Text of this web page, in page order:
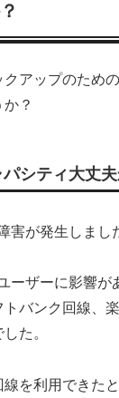
アップのため
？
シティ大丈夫
害が発生しまし
ーザーに影響が
バンク回線、
た。
を利用できた